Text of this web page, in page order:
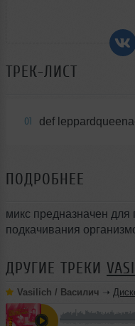
ТРЕК-ЛИСТ
01 def
ПОДРОБНЕЕ
микс предназначен
подкачивания
ДРУГИЕ ТРЕКИ
Vasilich / Василич ➝